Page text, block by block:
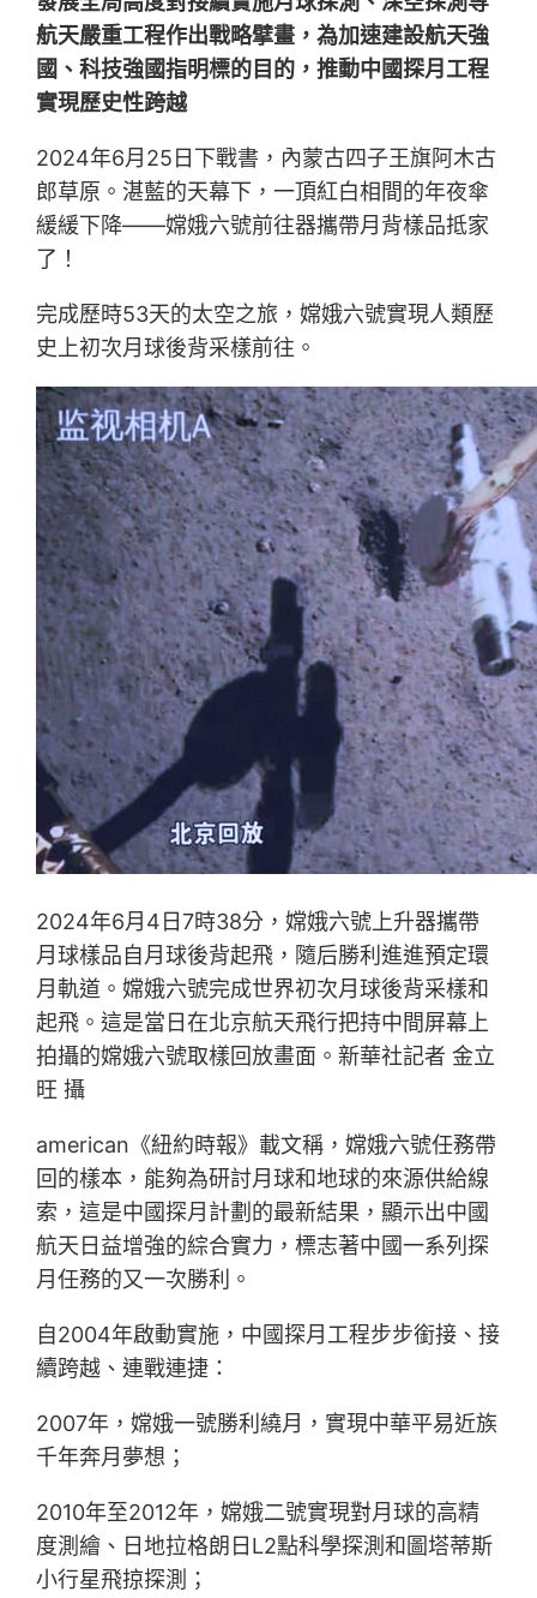
航天嚴重工程作出戰略擘畫，為加速建設航天強
國、科技強國指明標的目的，推動中國探月工程
實現歷史性跨越
2024年6月25日下戰書，內蒙古四子王旗阿木古
郎草原。湛藍的天幕下，一頂紅白相間的年夜傘
緩緩下降——嫦娥六號前往器攜帶月背樣品抵家
了！
完成歷時53天的太空之旅，嫦娥六號實現人類歷
史上初次月球後背采樣前往。
2024年6月4日7時38分，嫦娥六號上升器攜帶
月球樣品自月球後背起飛，隨后勝利進進預定環
月軌道。嫦娥六號完成世界初次月球後背采樣和
起飛。這是當日在北京航天飛行把持中間屏幕上
拍攝的嫦娥六號取樣回放畫面。新華社記者 金立
旺 攝
american《紐約時報》載文稱，嫦娥六號任務帶
回的樣本，能夠為研討月球和地球的來源供給線
索，這是中國探月計劃的最新結果，顯示出中國
航天日益增強的綜合實力，標志著中國一系列探
月任務的又一次勝利。
自2004年啟動實施，中國探月工程步步銜接、接
續跨越、連戰連捷：
2007年，嫦娥一號勝利繞月，實現中華平易近族
千年奔月夢想；
2010年至2012年，嫦娥二號實現對月球的高精
度測繪、日地拉格朗日L2點科學探測和圖塔蒂斯
小行星飛掠探測；